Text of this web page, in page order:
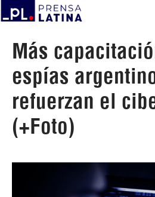
Más
espías
refuerzan el
(+Foto)